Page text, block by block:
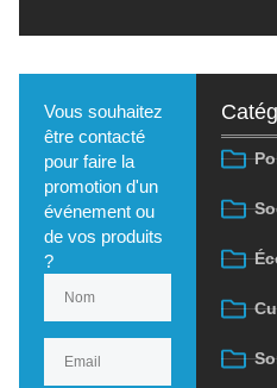
Vous souhaitez
être contacté
pour faire la
promotion d'un
événement ou
de vos produits
?